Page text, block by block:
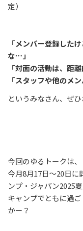
定）
「メンバー登録した
な…」
「対面の活動は、距
「スタッフや他のメ
というみなさん、ぜ
今回のゆるトークは、
今月8月17日～20日に
ンプ・ジャパン2025
キャンプでともに過
かー？